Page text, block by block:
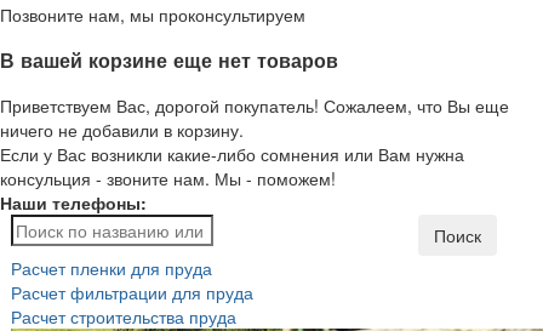
Позвоните нам, мы проконсультируем
В вашей корзине еще нет товаров
Приветствуем Вас, дорогой покупатель! Сожалеем, что Вы еще
ничего не добавили в корзину.
Если у Вас возникли какие-либо сомнения или Вам нужна
консульция - звоните нам. Мы - поможем!
Наши телефоны:
Поиск
Расчет пленки для пруда
Расчет фильтрации для пруда
Расчет строительства пруда